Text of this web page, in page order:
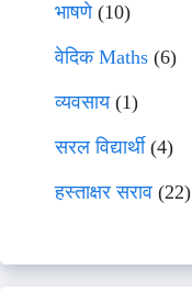
भाषणे(10)
वेदिक Maths (6)
व्यवसाय(1)
सरल विद्यार्थी(4)
हस्ताक्षर सराव (22)